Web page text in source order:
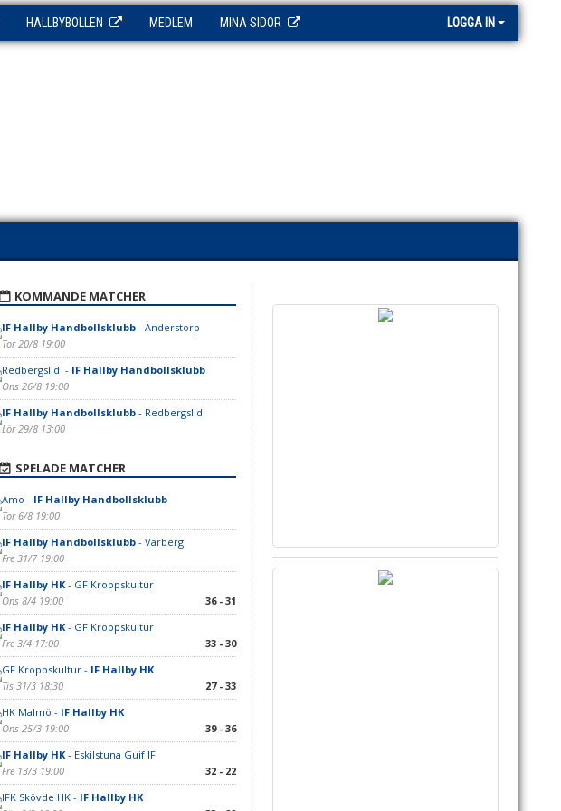
HALLBYBOLLEN MEDLEM MINA SIDOR LOGGA IN
KOMMANDE MATCHER
IF Hallby Handbollsklubb- Anderstorp
Tor 20/8 19:00
Redbergslid - IF Hallby Handbollsklubb
Ons 26/8 19:00
IF Hallby Handbollsklubb- Redbergslid
Lör 29/8 13:00
SPELADE MATCHER
Amo - IF Hallby Handbollsklubb
Tor 6/8 19:00
IF Hallby Handbollsklubb- Varberg
Fre 31/7 19:00
IF Hallby HK- GF Kroppskultur
Ons 8/4 19:00
36 - 31
IF Hallby HK- GF Kroppskultur
Fre 3/4 17:00
33 - 30
GF Kroppskultur - IF Hallby HK
Tis 31/3 18:30
27 - 33
HK Malmö - IF Hallby HK
Ons 25/3 19:00
39 - 36
IF Hallby HK- Eskilstuna Guif IF
Fre 13/3 19:00
32 - 22
IFK Skövde HK - IF Hallby HK